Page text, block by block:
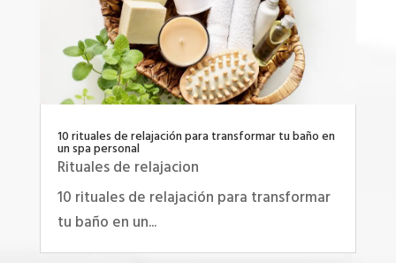
10 rituales de relajación para transformar tu baño en
un spa personal
Rituales de relajacion
10 rituales de relajación para transformar
tu baño en un...